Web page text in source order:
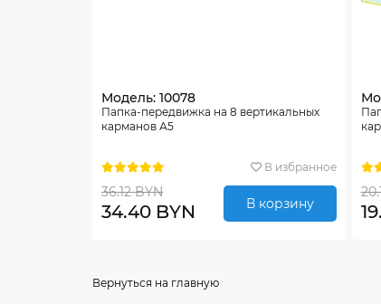
Модель: 10078
Папка-передвижка на 8 вертикальных
карманов А5
В избранное
36.12 BYN
34.40 BYN В корзину
Вернуться на главную